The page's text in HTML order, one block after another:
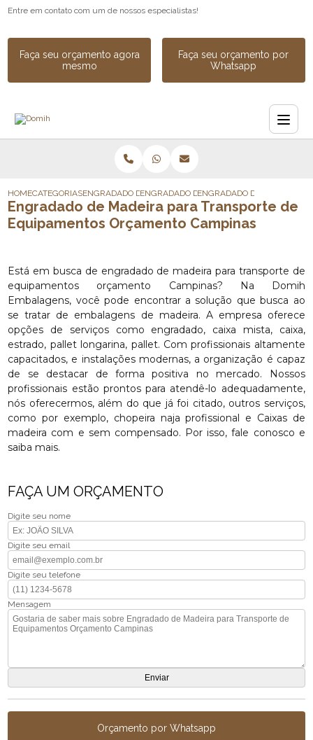
Entre em contato com um de nossos especialistas!
Faça seu orçamento agora
mesmo
Faça seu orçamento por
Whatsapp
HOMECATEGORIASENGRADADO DE MADEIRAENGRADADO DE MADEIRA INDUSTRIAL
ENGRADADO DE MADEIRA
Engradado de Madeira para Transporte de
Equipamentos Orçamento Campinas
Está em busca de engradado de madeira para transporte de
equipamentos orçamento Campinas? Na Domih
Embalagens, você pode encontrar a solução que busca ao
se tratar de embalagens de madeira. A empresa oferece
opções de serviços como engradado, caixa mista, caixa,
estrado, pallet longarina, pallet. Com profissionais altamente
capacitados, e instalações modernas, a organização é capaz
de se destacar de forma positiva no mercado. Nossos
profissionais estão prontos para atendê-lo adequadamente,
nós oferecermos, além do que já foi citado, outros serviços,
como por exemplo, chopeira naja profissional e Caixas de
madeira com e sem compensado. Por isso, fale conosco e
saiba mais.
FAÇA UM ORÇAMENTO
Digite seu nome
Digite seu email
Digite seu telefone
Mensagem
Orçamento por Whatsapp